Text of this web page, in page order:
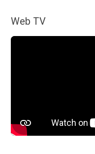
Web TV